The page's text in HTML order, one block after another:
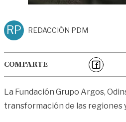
RP REDACCIÓN PDM
COMPARTE
La Fundación Grupo Argos,
transformación de las regiones